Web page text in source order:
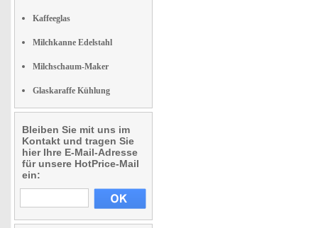
Kaffeeglas
Milchkanne Edelstahl
Milchschaum-Maker
Glaskaraffe Kühlung
Bleiben Sie mit uns im
Kontakt und tragen Sie
hier Ihre E-Mail-Adresse
für unsere HotPrice-Mail
ein: